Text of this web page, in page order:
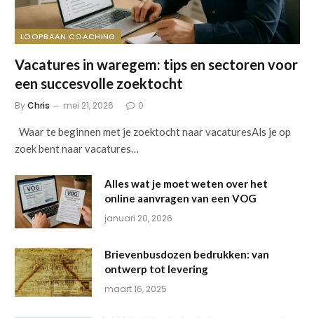
LOOPBAAN COACHING
Vacatures in waregem: tips en sectoren voor
een succesvolle zoektocht
ByChris mei 21, 2026 0
Waar te beginnen met je zoektocht naar vacaturesAls je op
zoek bent naar vacatures…
Alles wat je moet weten over het
online aanvragen van een VOG
januari 20, 2026
Brievenbusdozen bedrukken: van
ontwerp tot levering
maart 16, 2025